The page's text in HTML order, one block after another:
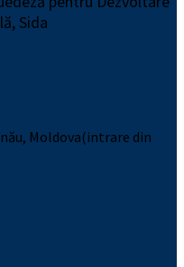
Sida
Moldova(intrare din